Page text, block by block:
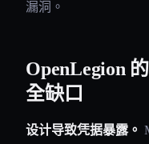
漏洞。
OpenLegion
全缺口
设计导致凭据暴露。